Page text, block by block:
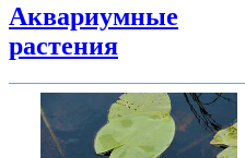
Аквариумные
растения